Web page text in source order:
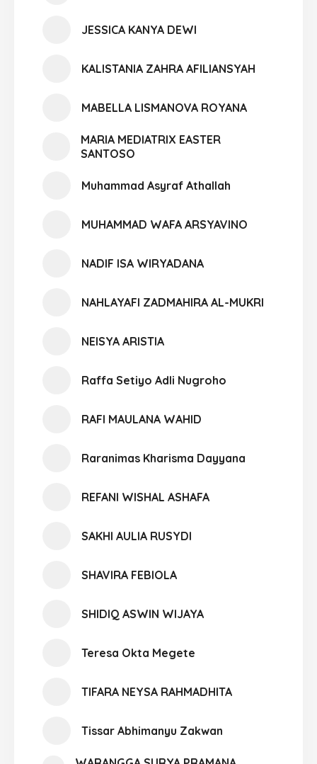
JESSICA KANYA DEWI
KALISTANIA ZAHRA AFILIANSYAH
MABELLA LISMANOVA ROYANA
MARIA MEDIATRIX EASTER
SANTOSO
Muhammad Asyraf Athallah
MUHAMMAD WAFA ARSYAVINO
NADIF ISA WIRYADANA
NAHLAYAFI ZADMAHIRA AL-MUKRI
NEISYA ARISTIA
Raffa Setiyo Adli Nugroho
RAFI MAULANA WAHID
Raranimas Kharisma Dayyana
REFANI WISHAL ASHAFA
SAKHI AULIA RUSYDI
SHAVIRA FEBIOLA
SHIDIQ ASWIN WIJAYA
Teresa Okta Megete
TIFARA NEYSA RAHMADHITA
Tissar Abhimanyu Zakwan